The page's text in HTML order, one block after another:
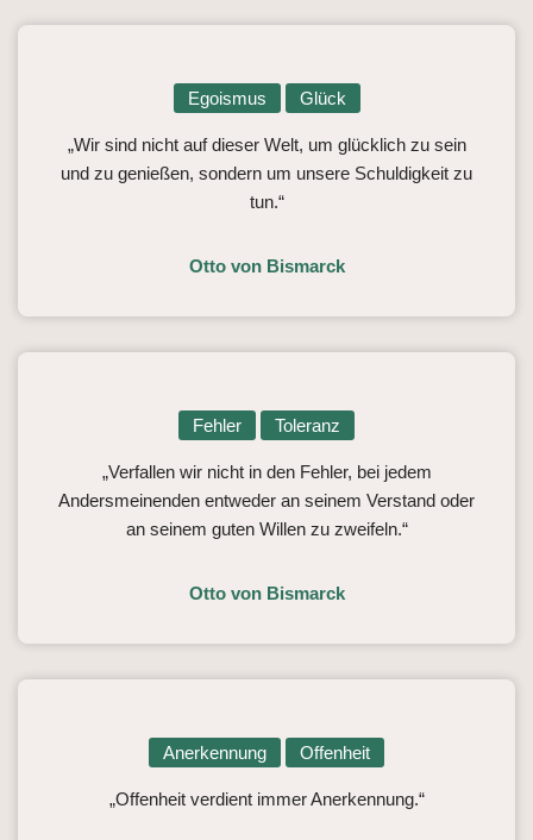
Egoismus Glück
„Wir sind nicht auf dieser Welt, um glücklich zu sein
und zu genießen, sondern um unsere Schuldigkeit zu
tun.“
Otto von Bismarck
Fehler Toleranz
„Verfallen wir nicht in den Fehler, bei jedem
Andersmeinenden entweder an seinem Verstand oder
an seinem guten Willen zu zweifeln.“
Otto von Bismarck
Anerkennung Offenheit
„Offenheit verdient immer Anerkennung.“